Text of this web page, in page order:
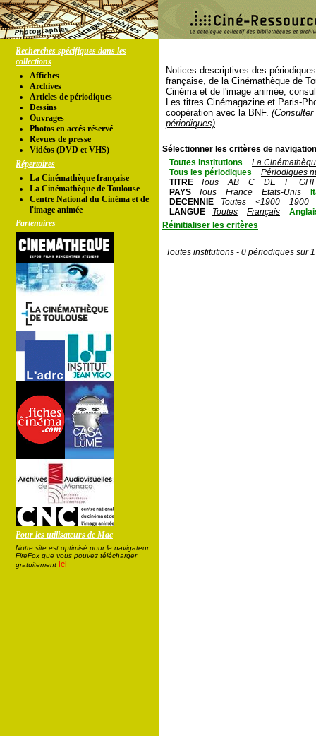
Recherches spécifiques dans les
collections
Affiches
Archives
Articles de périodiques
Dessins
Ouvrages
Photos en accés réservé
Revues de presse
Vidéos (DVD et VHS)
Répertoires
La Cinémathèque française
La Cinémathèque de Toulouse
Centre National du Cinéma et de
l'image animée
Partenaires
Pour les utilisateurs de Mac
Notre site est optimisé pour le navigateur
FireFox que vous pouvez télécharger
gratuitement ici
Notices descriptives des
française, de la Cinémathèque de
Cinéma et de l'image animée,
Les titres Cinémagazine et Paris-
coopération avec la BNF.
périodiques)
Sélectionner les critères de
Toutes institutions
La
Tous les périodiques
Périodiques
TITRE
Tous AB C DE F
GHI
PAYS
Tous France Etats-Unis
DECENNIE
Toutes <1900
1900
LANGUE
Toutes Français
Réinitialiser les critères
Toutes institutions - 0 périodiques sur